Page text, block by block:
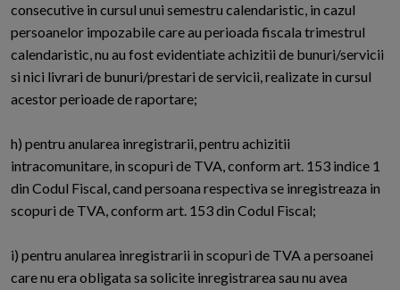
consecutive in cursul unui semestru calendaristic, in cazul
persoanelor impozabile care au perioada fiscala trimestrul
calendaristic, nu au fost evidentiate achizitii de bunuri/servicii
si nici livrari de bunuri/prestari de servicii, realizate in cursul
acestor perioade de raportare;
h) pentru anularea inregistrarii, pentru achizitii
intracomunitare, in scopuri de TVA, conform art. 153 indice 1
din Codul Fiscal, cand persoana respectiva se inregistreaza in
scopuri de TVA, conform art. 153 din Codul Fiscal;
i) pentru anularea inregistrarii in scopuri de TVA a persoanei
care nu era obligata sa solicite inregistrarea sau nu avea